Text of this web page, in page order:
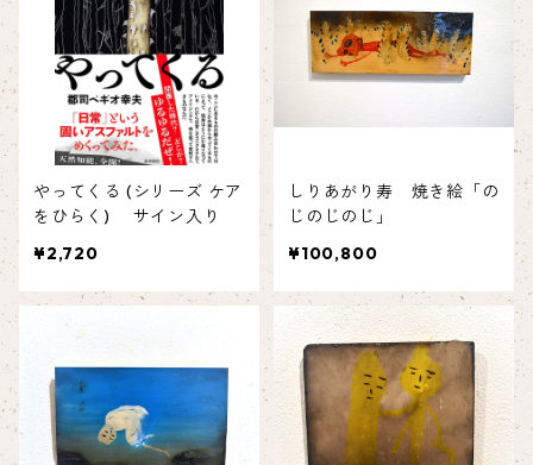
やってくる (シリーズ ケア
をひらく) サイン入り
¥2,720
しりあがり寿 焼き絵「の
じのじのじ」
¥100,800